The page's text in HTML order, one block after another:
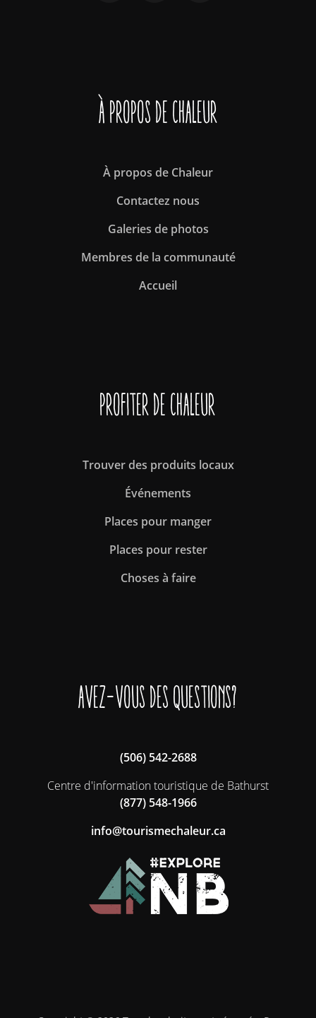
À propos de Chaleur
À propos de Chaleur
Contactez nous
Galeries de photos
Membres de la communauté
Accueil
Profiter de Chaleur
Trouver des produits locaux
Événements
Places pour manger
Places pour rester
Choses à faire
Avez-vous des questions?
(506) 542-2688
Centre d'information touristique de Bathurst
(877) 548-1966
ac.ruelahcemsiruot@ofni